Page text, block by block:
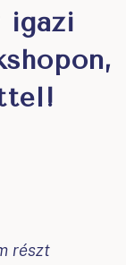
igazi
részt